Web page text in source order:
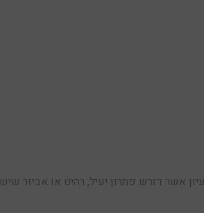
אשר דורש פתרון יעיל, רהיט או אביזר שיש